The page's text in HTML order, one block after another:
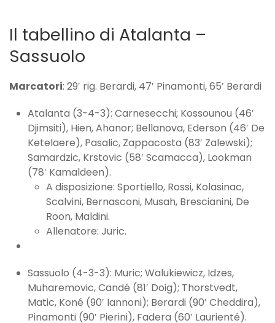
Il tabellino di Atalanta –
Sassuolo
Marcatori: 29′ rig. Berardi, 47′ Pinamonti, 65′ Berardi
Atalanta (3-4-3): Carnesecchi; Kossounou (46′
Djimsiti), Hien, Ahanor; Bellanova, Ederson (46′ De
Ketelaere), Pasalic, Zappacosta (83′ Zalewski);
Samardzic, Krstovic (58′ Scamacca), Lookman
(78′ Kamaldeen).
A disposizione: Sportiello, Rossi, Kolasinac,
Scalvini, Bernasconi, Musah, Brescianini, De
Roon, Maldini.
Allenatore: Juric.
Sassuolo (4-3-3): Muric; Walukiewicz, Idzes,
Muharemovic, Candé (81′ Doig); Thorstvedt,
Matic, Koné (90′ Iannoni); Berardi (90′ Cheddira),
Pinamonti (90′ Pierini), Fadera (60′ Laurienté).